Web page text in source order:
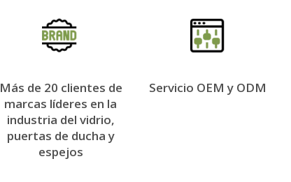
Más de 20 clientes de
marcas líderes en la
industria del vidrio,
puertas de ducha y
espejos
Servicio OEM y ODM